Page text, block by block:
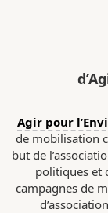
Agir pour
de mobilisation
but de
politiques et
campagnes de